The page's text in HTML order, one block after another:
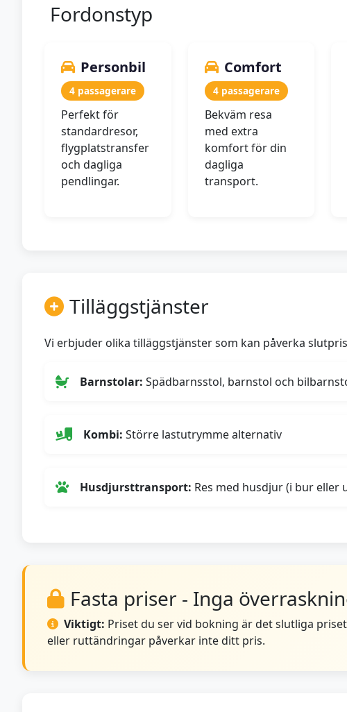
Fordonstyp
Personbil
4 passagerare
Perfekt för
standardresor,
flygplatstransfer
och dagliga
pendlingar.
Comfort
4 passagerare
Bekväm resa
med extra
komfort för din
dagliga
transport.
Tilläggstjänster
Vi erbjuder olika tilläggstjänster som kan påverka
Barnstolar: Spädbarnsstol, barnstol och
Kombi: Större lastutrymme alternativ
Husdjursttransport: Res med husdjur (i bur eller
Fasta priser - Inga
Viktigt: Priset du ser vid bokning är det slutliga
eller ruttändringar påverkar inte ditt pris.